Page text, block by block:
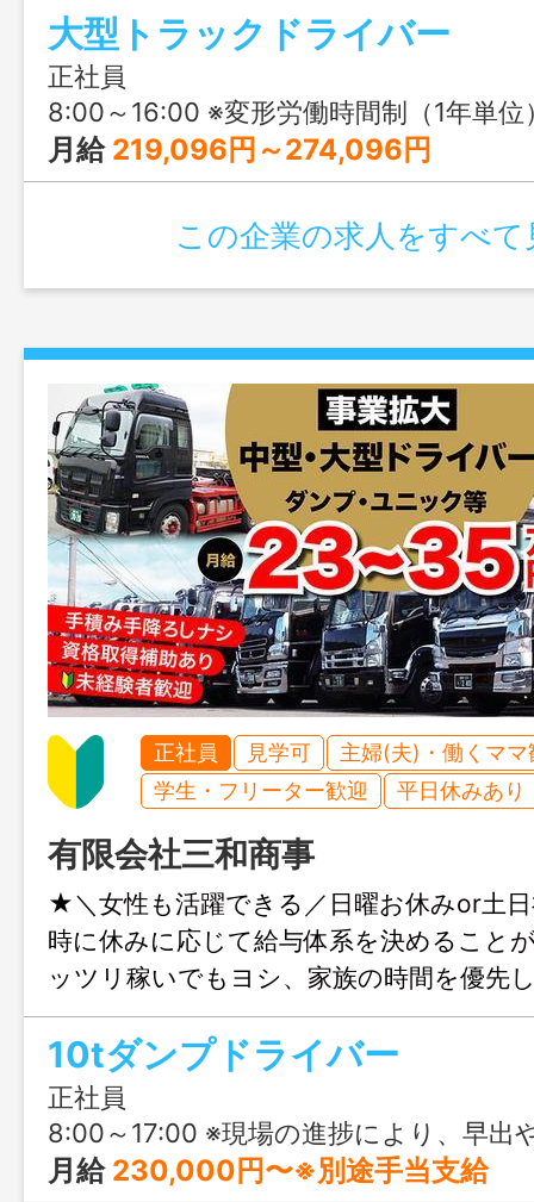
た将来設計を望む方は、ぜひ面談で働き
くださいね！
大型トラックドライバー
正社員
8:00～16:00 ※変形労働時間制（1年単位
月給 219,096円～274,096円
この企業の求人をすべて
正社員 見学可
主婦(夫)・働くママ
学生・フリーター歓迎
平日休みあり
有限会社三和商事
★＼女性も活躍できる／日曜お休みor土
時に休みに応じて給与体系を決めること
ッツリ稼いでもヨシ、家族の時間を優先
10tダンプドライバー
正社員
8:00～17:00 ※現場の進捗により、早出や残業が
月給 230,000円〜※別途手当支給